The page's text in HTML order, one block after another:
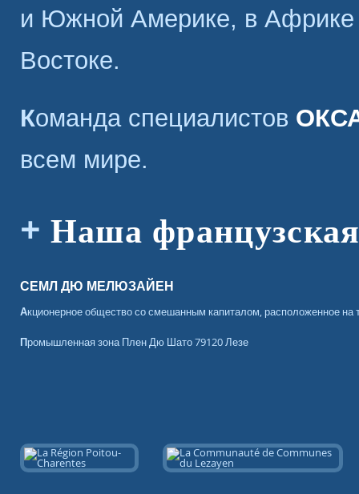
и Южной Америке, в Африке
Востоке.
Команда специалистов
всем мире.
Наша
СЕМЛ ДЮ МЕЛЮЗАЙЕН
Акционерное общество со смешанным капиталом, расположенное на
Промышленная зона Плен Дю Шато 79120 Лезе